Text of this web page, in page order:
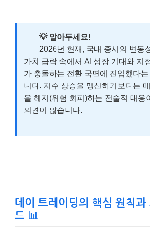
💡 알아두세요!
2026년 현재, 국내 증시의 변동
가치 급락 속에서 AI 성장 기대와 지
가 충돌하는 전환 국면에 진입했다
니다. 지수 상승을 맹신하기보다는
을 헤지(위험 회피)하는 전술적 대응
의견이 많습니다.
데이 트레이딩의 핵심 원칙과
드 📊